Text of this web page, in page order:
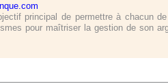
principal de permettre à chacun
pour maîtriser la gestion de son